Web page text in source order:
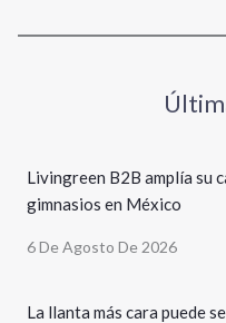
Livingreen B2B amplía su
gimnasios en México
6 De Agosto De 2026
La llanta más cara puede